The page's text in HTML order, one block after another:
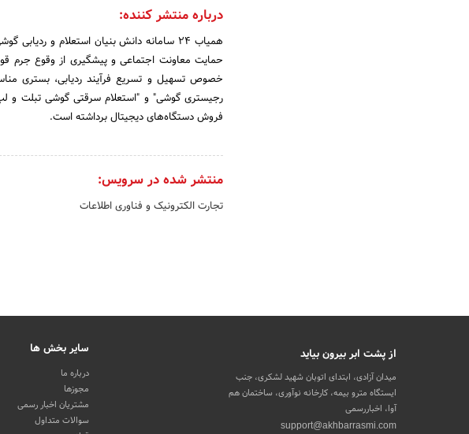
درباره منتشر کننده:
همیاب 24 سامانه دانش بنیان استعلام و
حمایت معاونت اجتماعی و پیشگیری از وقوع جرم قوه
رجیستری گوشی" و "استعلام سرقتی گوشی تبلت و
فروش دستگاه‌های دیجیتال برداشته است.
منتشر شده در سرویس:
تجارت الکترونیک و فناوری اطلاعات
از پشت ابر بیرون بیاید
میدان آزادی، ابتدای اتوبان شهید لشکری، جنب
ایستگاه مترو بیمه، کارخانه نوآوری، ساختمان هم
آوا، اخباررسمی
support@akhbarrasmi.com
سایر بخش ها
درباره ما
مجوزها
مشتریان اخبار رسمی
سوالات متداول